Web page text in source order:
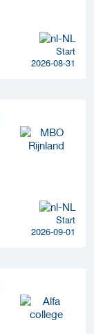
Start
2026-08-31
Start
2026-09-01